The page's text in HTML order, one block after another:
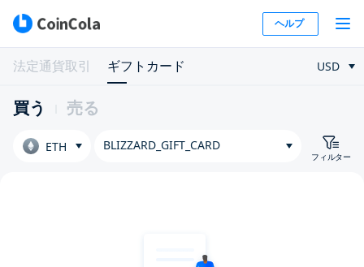
ヘルプ
法定通貨取引 ギフトカード USD
買う 売る
ETH BLIZZARD_GIFT_CARD
フィルター